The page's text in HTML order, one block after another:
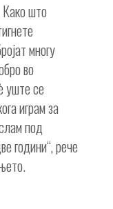
што
многу
во
уште се
играм за
под
години“, рече